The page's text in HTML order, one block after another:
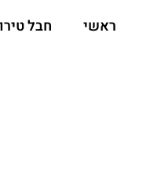
ראשי חבל